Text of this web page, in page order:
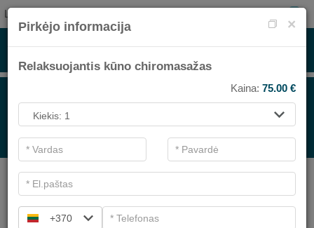
LT
PROCEDŪROMS
Pagrindiniai filtrai
×
Pirkėjo informacija
Relaksuojantis kūno chiromasažas
Kaina: 75.00 €
+370